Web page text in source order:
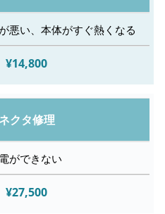
悪い、本体がすぐ熱くなる
¥14,800
クタ修理
ができない
¥27,500